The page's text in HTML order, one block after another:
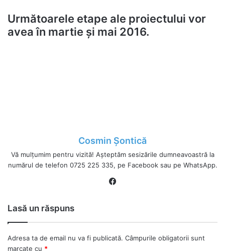
Următoarele etape ale proiectului vor
avea în martie și mai 2016.
Cosmin Șontică
Vă mulțumim pentru vizită! Așteptăm sesizările dumneavoastră la
numărul de telefon 0725 225 335, pe Facebook sau pe WhatsApp.
Lasă un răspuns
Adresa ta de email nu va fi publicată. Câmpurile obligatorii sunt
marcate cu *